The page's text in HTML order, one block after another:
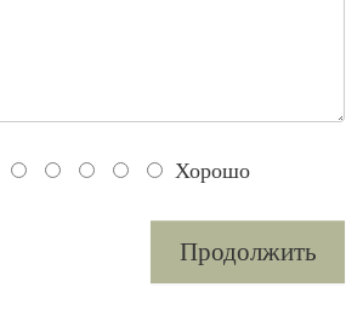
Хорошо
Продолжить